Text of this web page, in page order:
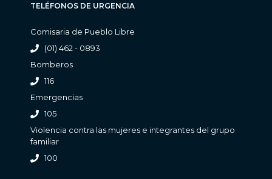
TELÉFONOS DE URGENCIA
Comisaria de Pueblo Libre
(01) 462 - 0893
Bomberos
116
Emergencias
105
Violencia contra las mujeres e integrantes del grupo
familiar
100